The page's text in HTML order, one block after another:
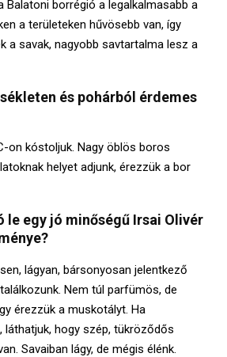
Balatoni borrégió a legalkalmasabb a
a területeken hűvösebb van, így
a savak, nagyobb savtartalma lesz a
és pohárból érdemes
on kóstoljuk. Nagy öblös boros
helyet adjunk, érezzük a bor
le egy jó minőségű Irsai Olivér
lágyan, bársonyosan jelentkező
Nem túl parfümös, de
érezzük a muskotályt. Ha
láthatjuk, hogy szép, tükröződős
Savaiban lágy, de mégis élénk.